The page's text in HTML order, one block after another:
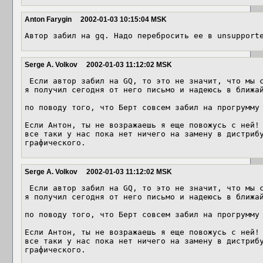
Anton Farygin 2002-01-03 10:15:04 MSK
Serge A. Volkov 2002-01-03 11:12:02 MSK
я получил сегодня от него письмо и надеюсь в
по поводу того, что Берт совсем забил на
Если Антон, ты не возражаешь я еще повожусь с ней!
все таки у нас пока нет ничего на замену в
графического.
Serge A. Volkov 2002-01-03 11:12:02 MSK
я получил сегодня от него письмо и надеюсь в
по поводу того, что Берт совсем забил на
Если Антон, ты не возражаешь я еще повожусь с ней!
все таки у нас пока нет ничего на замену в
графического.